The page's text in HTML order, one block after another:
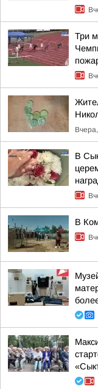
Три
В
В